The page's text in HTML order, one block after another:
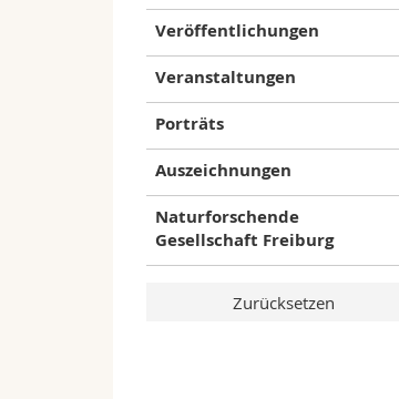
Veröffentlichungen
Veranstaltungen
Porträts
Auszeichnungen
Naturforschende
Gesellschaft Freiburg